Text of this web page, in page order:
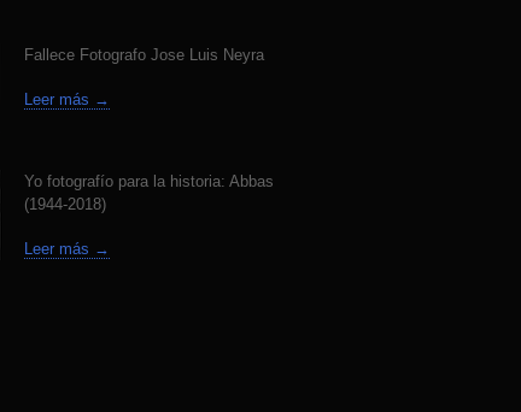
Fallece Fotografo Jose Luis Neyra
Leer más →
Yo fotografío para la historia: Abbas
(1944-2018)
Leer más →